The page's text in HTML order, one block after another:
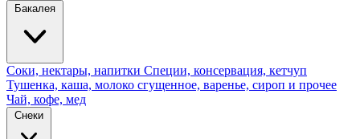
Бакалея
Соки, нектары, напитки Специи, консервация, кетчуп
Тушенка, каша, молоко сгущенное, варенье, сироп и прочее
Чай, кофе, мед
Снеки